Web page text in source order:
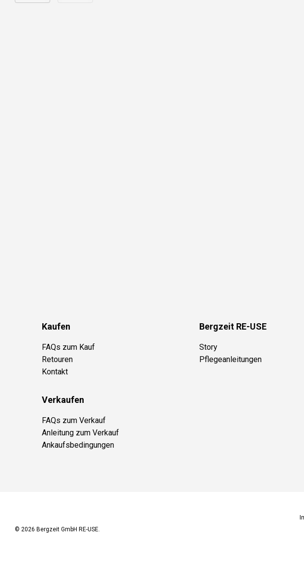
Bild 1 in Galerieansicht laden
Kaufen
FAQs zum Kauf
Retouren
Kontakt
Bergzeit RE-USE
Story
Pflegeanleitungen
Verkaufen
FAQs zum Verkauf
Anleitung zum Verkauf
Ankaufsbedingungen
© 2026 Bergzeit GmbH RE-USE.